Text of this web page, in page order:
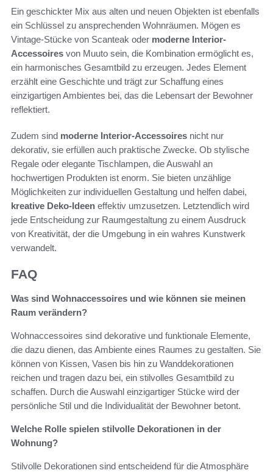
Ein geschickter Mix aus alten und neuen Objekten ist ebenfalls
ein Schlüssel zu ansprechenden Wohnräumen. Mögen es
Vintage-Stücke von Scanteak oder moderne Interior-
Accessoires von Muuto sein, die Kombination ermöglicht es,
ein harmonisches Gesamtbild zu erzeugen. Jedes Element
erzählt eine Geschichte und trägt zur Schaffung eines
einzigartigen Ambientes bei, das die Lebensart der Bewohner
reflektiert.
Zudem sind moderne Interior-Accessoires nicht nur
dekorativ, sie erfüllen auch praktische Zwecke. Ob stylische
Regale oder elegante Tischlampen, die Auswahl an
hochwertigen Produkten ist enorm. Sie bieten unzählige
Möglichkeiten zur individuellen Gestaltung und helfen dabei,
kreative Deko-Ideen effektiv umzusetzen. Letztendlich wird
jede Entscheidung zur Raumgestaltung zu einem Ausdruck
von Kreativität, der die Umgebung in ein wahres Kunstwerk
verwandelt.
FAQ
Was sind Wohnaccessoires und wie können sie meinen
Raum verändern?
Wohnaccessoires sind dekorative und funktionale Elemente,
die dazu dienen, das Ambiente eines Raumes zu gestalten. Sie
können von Kissen, Vasen bis hin zu Wanddekorationen
reichen und tragen dazu bei, ein stilvolles Gesamtbild zu
schaffen. Durch die Auswahl einzigartiger Stücke wird der
persönliche Stil und die Individualität der Bewohner betont.
Welche Rolle spielen stilvolle Dekorationen in der
Wohnung?
Stilvolle Dekorationen sind entscheidend für die Atmosphäre